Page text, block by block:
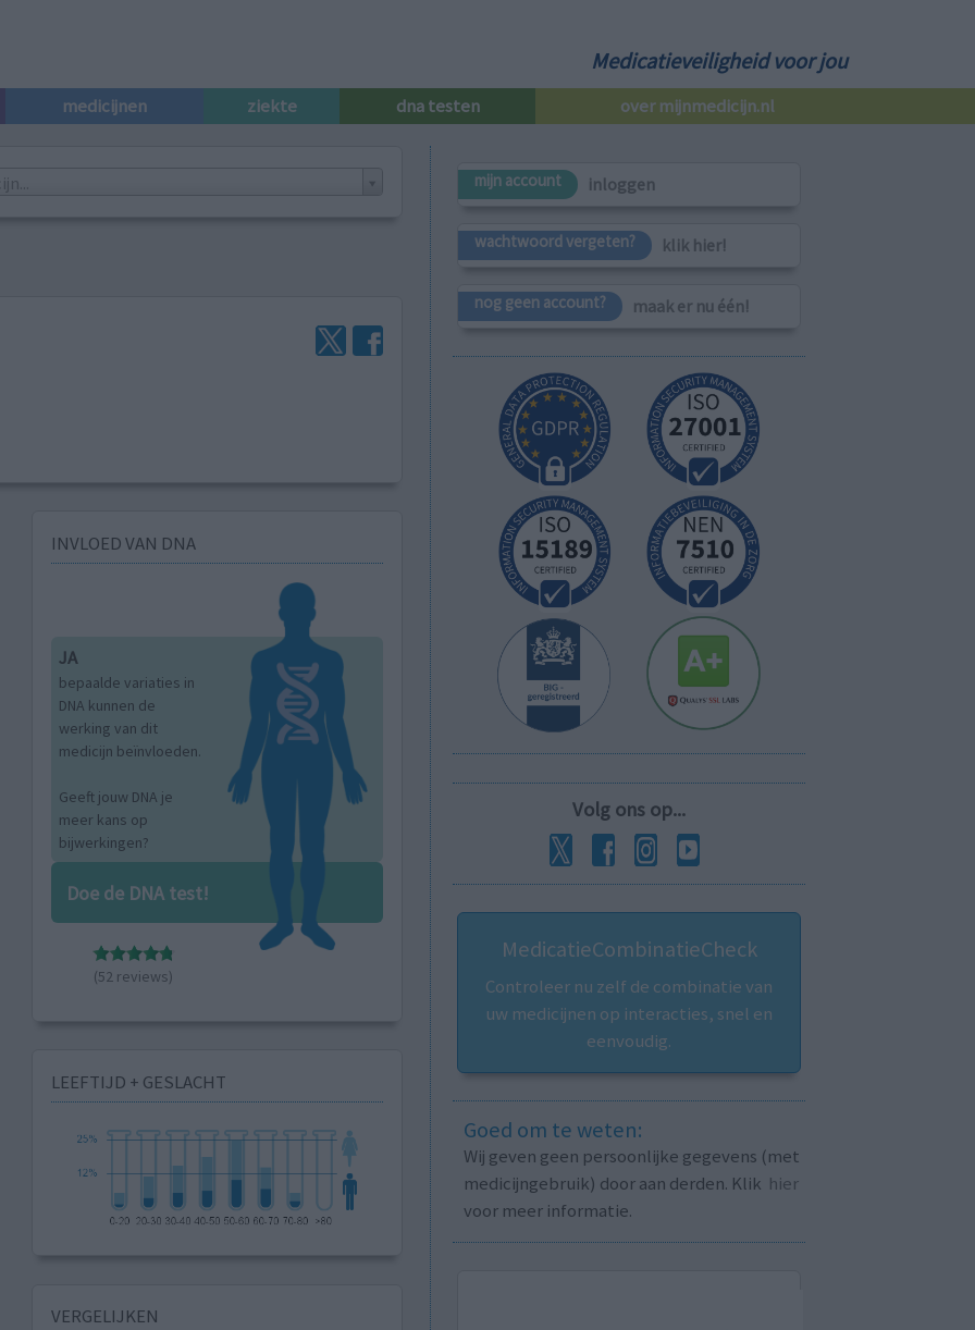
Medicatieveiligheid voor jou
medicijnen ziekte dna testen over mijnmedicijn.nl
INVLOED VAN DNA
JA
bepaalde variaties in
DNA kunnen de
werking van dit
medicijn beïnvloeden.
Geeft jouw DNA je
meer kans op
bijwerkingen?
Doe de DNA test!
(52 reviews)
LEEFTIJD + GESLACHT
VERGELIJKEN
mijn account inloggen
wachtwoord vergeten? klik hier!
nog geen account? maak er nu één!
Volg ons op...
MedicatieCombinatieCheck
Controleer nu zelf de combinatie van
uw medicijnen op interacties, snel en
eenvoudig.
Goed om te weten:
Wij geven geen persoonlijke gegevens (met
medicijngebruik) door aan derden. Klik hier
voor meer informatie.